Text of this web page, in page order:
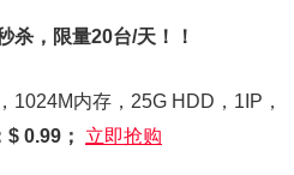
杀，限量20台/天！！
1024M内存，25G HDD，1IP，
0.99； 立即抢购